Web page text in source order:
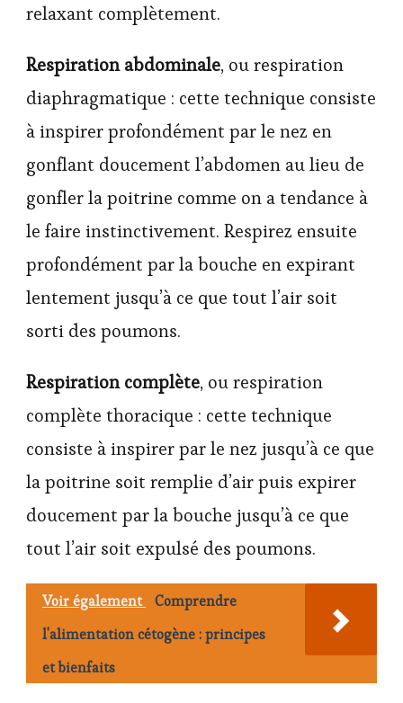
relaxant complètement.
Respiration abdominale, ou respiration
diaphragmatique : cette technique consiste
à inspirer profondément par le nez en
gonflant doucement l’abdomen au lieu de
gonfler la poitrine comme on a tendance à
le faire instinctivement. Respirez ensuite
profondément par la bouche en expirant
lentement jusqu’à ce que tout l’air soit
sorti des poumons.
Respiration complète, ou respiration
complète thoracique : cette technique
consiste à inspirer par le nez jusqu’à ce que
la poitrine soit remplie d’air puis expirer
doucement par la bouche jusqu’à ce que
tout l’air soit expulsé des poumons.
Voir également
Comprendre
l'alimentation cétogène : principes
et bienfaits